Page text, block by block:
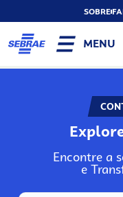
SOBRE
MENU
Encontre a
e